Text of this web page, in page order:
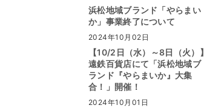
浜松地域ブランド「やらまい
か」事業終了について
2024年10月02日
【10/2日（水）～8日（火）】
遠鉄百貨店にて「浜松地域ブ
ランド『やらまいか』大集
合！」開催！
2024年10月01日